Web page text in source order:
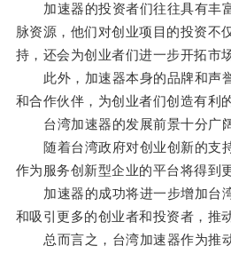
加速器的投资者们往往具有丰
脉资源，他们对创业项目的投资不
持，还会为创业者们进一步开拓市
此外，加速器本身的品牌和声
和合作伙伴，为创业者们创造有利
台湾加速器的发展前景十分广阔
随着台湾政府对创业创新的支
作为服务创新型企业的平台将得到
加速器的成功将进一步增加台
和吸引更多的创业者和投资者，推
总而言之，台湾加速器作为推动